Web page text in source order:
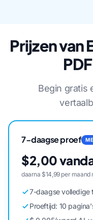
Prijzen van
Begin gratis
7-daagse proef
$2,00
daarna $14,99 per maand
7-daagse volledige
Proeftijd: 10